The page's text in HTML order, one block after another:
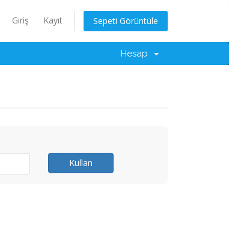
Giriş Kayıt Sepeti Görüntüle
Hesap
Kullan